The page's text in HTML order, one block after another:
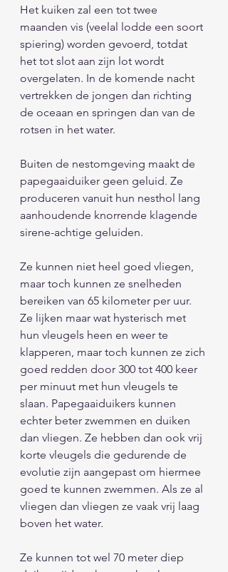
Het kuiken zal een tot twee
maanden vis (veelal lodde een soort
spiering) worden gevoerd, totdat
het tot slot aan zijn lot wordt
overgelaten. In de komende nacht
vertrekken de jongen dan richting
de oceaan en springen dan van de
rotsen in het water.
Buiten de nestomgeving maakt de
papegaaiduiker geen geluid. Ze
produceren vanuit hun nesthol lang
aanhoudende knorrende klagende
sirene-achtige geluiden.
Ze kunnen niet heel goed vliegen,
maar toch kunnen ze snelheden
bereiken van 65 kilometer per uur.
Ze lijken maar wat hysterisch met
hun vleugels heen en weer te
klapperen, maar toch kunnen ze zich
goed redden door 300 tot 400 keer
per minuut met hun vleugels te
slaan. Papegaaiduikers kunnen
echter beter zwemmen en duiken
dan vliegen. Ze hebben dan ook vrij
korte vleugels die gedurende de
evolutie zijn aangepast om hiermee
goed te kunnen zwemmen. Als ze al
vliegen dan vliegen ze vaak vrij laag
boven het water.
Ze kunnen tot wel 70 meter diep